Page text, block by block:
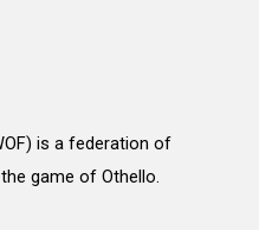
is a federation of
game of Othello.